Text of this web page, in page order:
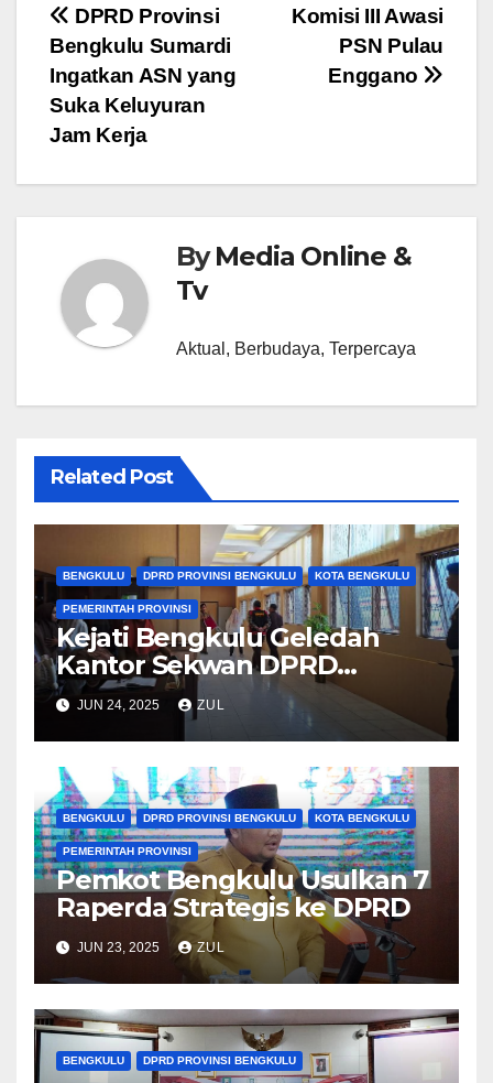
Navigasi
pos
Komisi III Awasi
PSN Pulau
Enggano
DPRD Provinsi
Bengkulu Sumardi
Ingatkan ASN yang
Suka Keluyuran
Jam Kerja
ByMedia Online &
Tv
Aktual, Berbudaya, Terpercaya
Related Post
BENGKULU DPRD PROVINSI BENGKULU KOTA BENGKULU
PEMERINTAH PROVINSI
Kejati Bengkulu Geledah
Kantor Sekwan DPRD
Provinsi
JUN 24, 2025 ZUL
BENGKULU DPRD PROVINSI BENGKULU KOTA BENGKULU
PEMERINTAH PROVINSI
Pemkot Bengkulu Usulkan 7
Raperda Strategis ke DPRD
JUN 23, 2025 ZUL
BENGKULU DPRD PROVINSI BENGKULU